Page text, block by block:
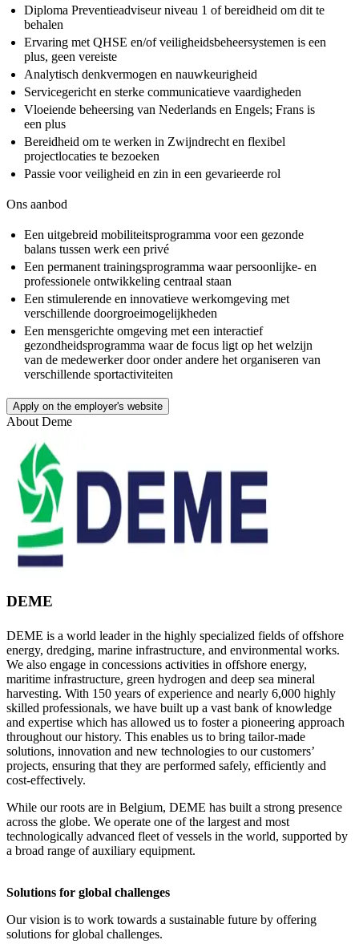
Diploma Preventieadviseur niveau 1 of bereidheid om dit te
behalen
Ervaring met QHSE en/of veiligheidsbeheersystemen is een
plus, geen vereiste
Analytisch denkvermogen en nauwkeurigheid
Servicegericht en sterke communicatieve vaardigheden
Vloeiende beheersing van Nederlands en Engels; Frans is
een plus
Bereidheid om te werken in Zwijndrecht en flexibel
projectlocaties te bezoeken
Passie voor veiligheid en zin in een gevarieerde rol
Ons aanbod
Een uitgebreid mobiliteitsprogramma voor een gezonde
balans tussen werk een privé
Een permanent trainingsprogramma waar persoonlijke- en
professionele ontwikkeling centraal staan
Een stimulerende en innovatieve werkomgeving met
verschillende doorgroeimogelijkheden
Een mensgerichte omgeving met een interactief
gezondheidsprogramma waar de focus ligt op het welzijn
van de medewerker door onder andere het organiseren van
verschillende sportactiviteiten
Apply on the employer's website
About Deme
DEME
DEME is a world leader in the highly specialized fields of offshore
energy, dredging, marine infrastructure, and environmental works.
We also engage in concessions activities in offshore energy,
maritime infrastructure, green hydrogen and deep sea mineral
harvesting. With 150 years of experience and nearly 6,000 highly
skilled professionals, we have built up a vast bank of knowledge
and expertise which has allowed us to foster a pioneering approach
throughout our history. This enables us to bring tailor-made
solutions, innovation and new technologies to our customers’
projects, ensuring that they are performed safely, efficiently and
cost-effectively.
While our roots are in Belgium, DEME has built a strong presence
across the globe. We operate one of the largest and most
technologically advanced fleet of vessels in the world, supported by
a broad range of auxiliary equipment.
Solutions for global challenges
Our vision is to work towards a sustainable future by offering
solutions for global challenges.